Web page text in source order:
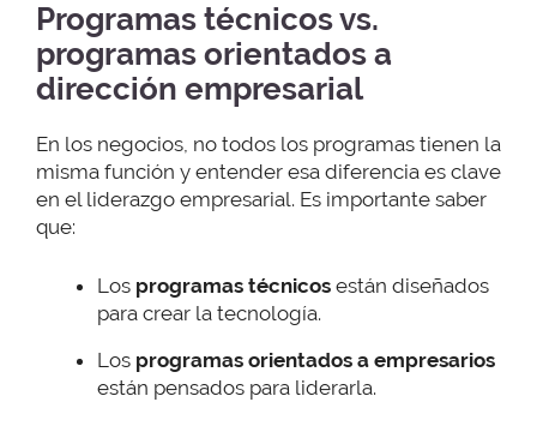
Programas técnicos vs.
programas orientados a
dirección empresarial
En los negocios, no todos los programas tienen la
misma función y entender esa diferencia es clave
en el liderazgo empresarial. Es importante saber
que:
Los programas técnicos están diseñados
para crear la tecnología.
Los programas orientados a empresarios
están pensados para liderarla.